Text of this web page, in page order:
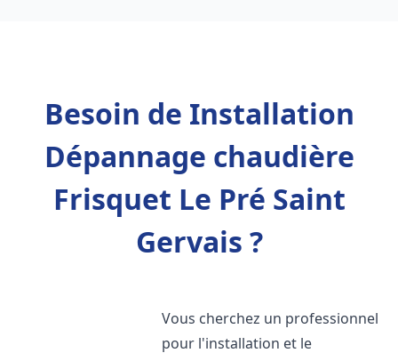
Besoin de Installation
Dépannage chaudière
Frisquet Le Pré Saint
Gervais ?
Vous cherchez un professionnel
pour l'installation et le